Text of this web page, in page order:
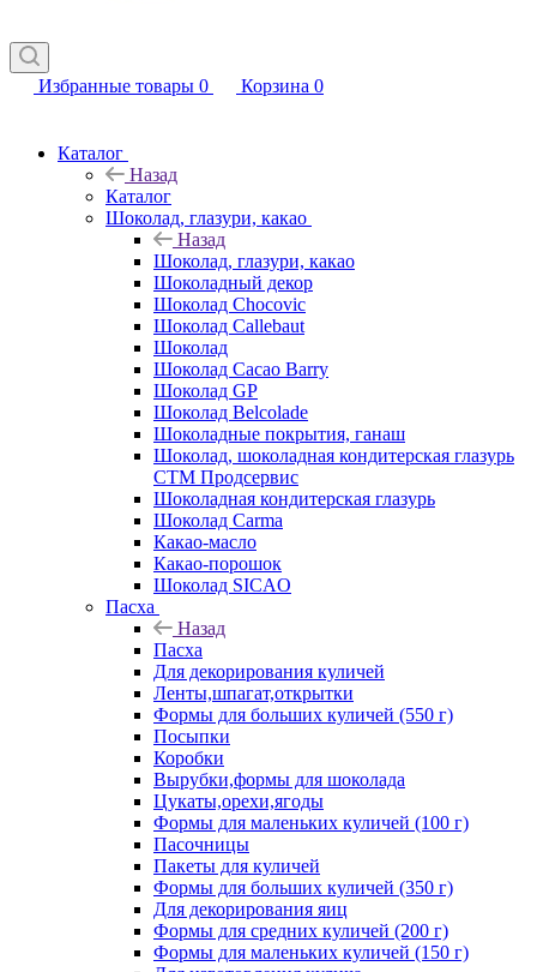
Избранные товары 0 Корзина 0
Каталог
Назад
Каталог
Шоколад, глазури, какао
Назад
Шоколад, глазури, какао
Шоколадный декор
Шоколад Chocovic
Шоколад Callebaut
Шоколад
Шоколад Cacao Barry
Шоколад GP
Шоколад Belcolade
Шоколадные покрытия, ганаш
Шоколад, шоколадная кондитерская глазурь
СТМ Продсервис
Шоколадная кондитерская глазурь
Шоколад Carma
Какао-масло
Какао-порошок
Шоколад SICAO
Пасха
Назад
Пасха
Для декорирования куличей
Ленты,шпагат,открытки
Формы для больших куличей (550 г)
Посыпки
Коробки
Вырубки,формы для шоколада
Цукаты,орехи,ягоды
Формы для маленьких куличей (100 г)
Пасочницы
Пакеты для куличей
Формы для больших куличей (350 г)
Для декорирования яиц
Формы для средних куличей (200 г)
Формы для маленьких куличей (150 г)